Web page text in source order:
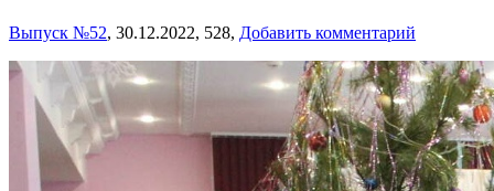
Выпуск №52, 30.12.2022, 528, Добавить комментарий